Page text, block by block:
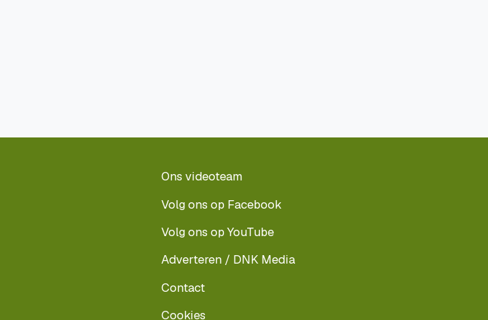
Ons videoteam
Volg ons op Facebook
Volg ons op YouTube
Adverteren / DNK Media
Contact
Cookies